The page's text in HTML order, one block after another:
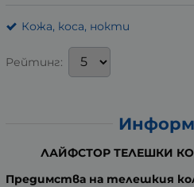
Кожа, коса, нокти
Рейтинг:
ЛАЙФСТОР ТЕЛЕШКИ
Предимства на телешкия